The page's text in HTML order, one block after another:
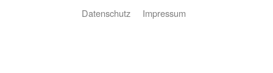
Datenschutz Impressum